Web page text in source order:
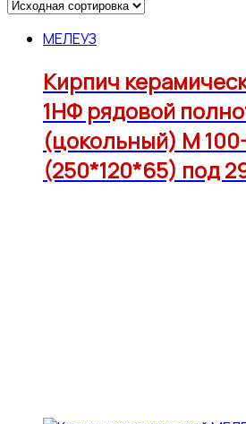
МЕЛЕУЗ
Кирпич
1НФ рядовой
(цокольный) М
(250*120*65) под